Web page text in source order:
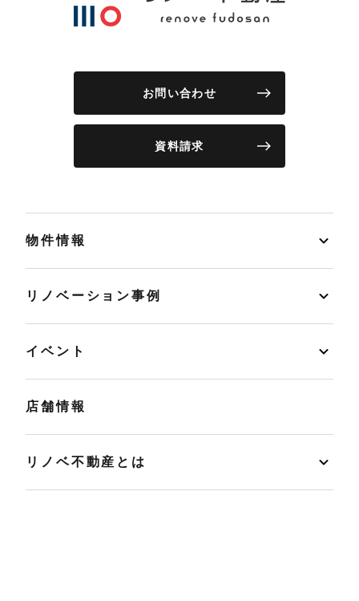
お問い合わせ
資料請求
物件情報
リノベーション事例
イベント
店舗情報
リノベ不動産とは